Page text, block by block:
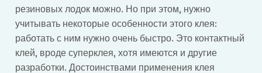
резиновых лодок можно. Но при этом, нужно
учитывать некоторые особенности этого клея:
работать с ним нужно очень быстро. Это контактный
клей, вроде суперклея, хотя имеются и другие
разработки. Достоинствами применения клея